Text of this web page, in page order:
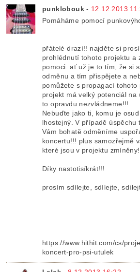
punklobouk- 12.12.2013
Pomáháme pomocí
přátelé drazí!! najděte si
prohlédnutí tohoto projektu a
pomoci. ať už je to tím, že si
odměnu a tím přispějete a
pomůžete s propagací tohoto
projekt má velký potenciál na
to opravdu nezvládneme!!!
Nebuďte jako ti, komu je
lhostejný. V případě úspěchu
Vám bohatě odměníme
koncertu!!! plus samozřejmě
které jsou v projektu
Díky nastotisíkrát!!!
prosím sdílejte, sdílejte,
https://www.hithit.com/cs/
koncert-pro-psi-utulek